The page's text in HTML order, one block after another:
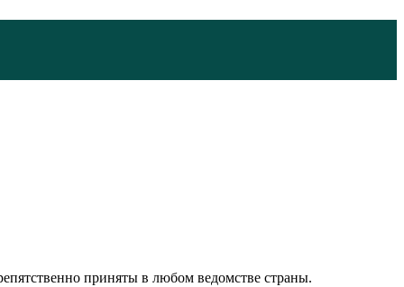
приняты в любом ведомстве страны.